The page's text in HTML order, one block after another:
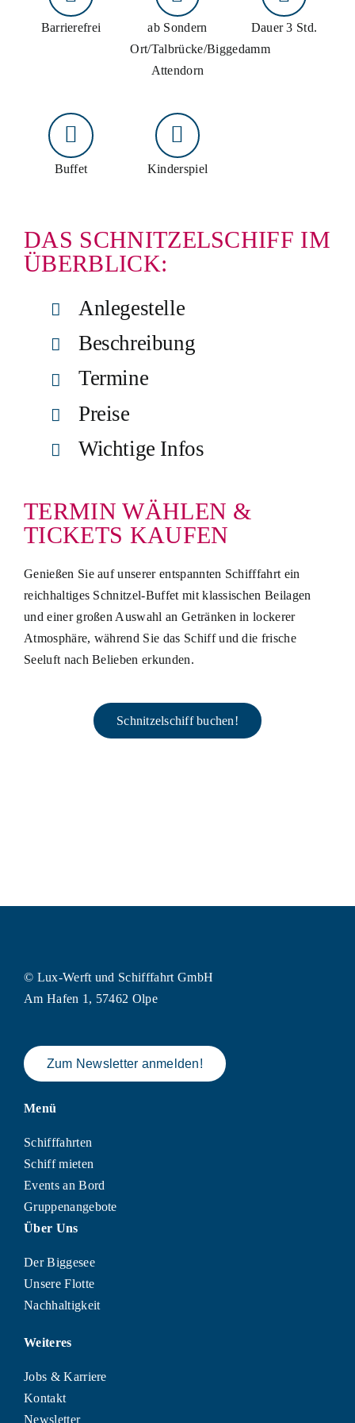
Barrierefrei
ab Sondern
Ort/Talbrücke/Biggedamm
Attendorn
Dauer 3 Std.
Buffet Kinderspiel
DAS SCHNITZELSCHIFF IM
ÜBERBLICK:
Anlegestelle
Beschreibung
Termine
Preise
Wichtige Infos
TERMIN WÄHLEN &
TICKETS KAUFEN
Genießen Sie auf unserer entspannten Schifffahrt ein
reichhaltiges Schnitzel-Buffet mit klassischen Beilagen
und einer großen Auswahl an Getränken in lockerer
Atmosphäre, während Sie das Schiff und die frische
Seeluft nach Belieben erkunden.
Schnitzelschiff buchen!
© Lux-Werft und Schifffahrt GmbH
Am Hafen 1, 57462 Olpe
Zum Newsletter anmelden!
Menü
Schifffahrten
Schiff mieten
Events an Bord
Gruppenangebote
Über Uns
Der Biggesee
Unsere Flotte
Nachhaltigkeit
Weiteres
Jobs & Karriere
Kontakt
Newsletter
Schiff mieten
Events an Bord
Planung & Service
E-Mail:
info@biggesee.de
Anfahrt: Anleger, Parken & Barrierefreiheit